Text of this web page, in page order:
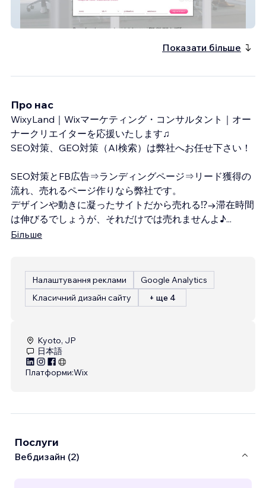
IKEF：国際貿易経済連盟
Показати більше
Про нас
WixyLand｜Wixマーケティング・コンサルタント｜オー
ナークリエイターを応援いたします♫
SEO対策、GEO対策（AI検索）は弊社へお任せ下さい！
SEO対策とFB広告⇒ランディングページ⇒リード獲得の
流れ、売れるページ作りなら弊社です。
デザインや動きに凝ったサイトだから売れる⁉→滞在時間
は伸びるでしょうが、それだけでは売れませんよ♪...
Більше
Налаштування реклами
Google Analytics
Класичний дизайн сайту
+ ще 4
Kyoto, JP
日本語
Платформи:Wix
Послуги
Вебдизайн (2)